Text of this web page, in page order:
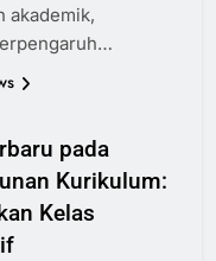
akademik,
pada
Kurikulum:
Kelas